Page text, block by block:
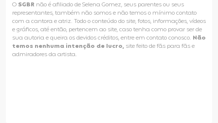
O SGBR não é afiliado de Selena Gomez, seus parentes ou seus
representantes, também não somos e não temos o mínimo contato
com a cantora e atriz. Todo o conteúdo do site, fotos, informações, vídeos
e gráficos, até então, pertencem ao site, caso tenha como provar ser de
sua autoria e queira os devidos créditos, entre em contato conosco. Não
temos nenhuma intenção de lucro, site feito de fãs para fãs e
admiradores da artista.